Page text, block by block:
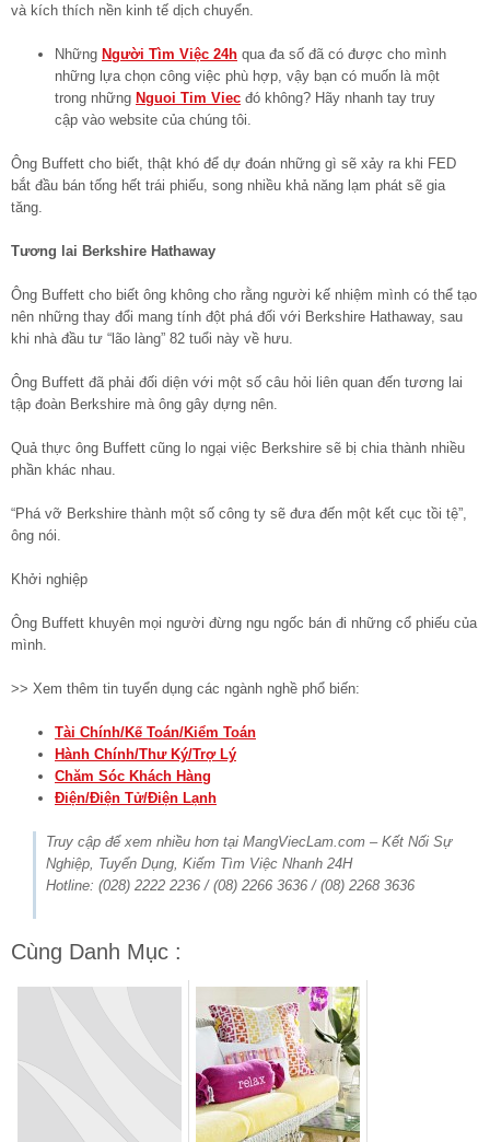
và kích thích nền kinh tế dịch chuyển.
Những Người Tìm Việc 24h qua đa số đã có được cho mình
những lựa chọn công việc phù hợp, vậy bạn có muốn là một
trong những Nguoi Tim Viec đó không? Hãy nhanh tay truy
cập vào website của chúng tôi.
Ông Buffett cho biết, thật khó để dự đoán những gì sẽ xảy ra khi FED
bắt đầu bán tống hết trái phiếu, song nhiều khả năng lạm phát sẽ gia
tăng.
Tương lai Berkshire Hathaway
Ông Buffett cho biết ông không cho rằng người kế nhiệm mình có thể tạo
nên những thay đổi mang tính đột phá đối với Berkshire Hathaway, sau
khi nhà đầu tư “lão làng” 82 tuổi này về hưu.
Ông Buffett đã phải đối diện với một số câu hỏi liên quan đến tương lai
tập đoàn Berkshire mà ông gây dựng nên.
Quả thực ông Buffett cũng lo ngại việc Berkshire sẽ bị chia thành nhiều
phần khác nhau.
“Phá vỡ Berkshire thành một số công ty sẽ đưa đến một kết cục tồi tệ”,
ông nói.
Khởi nghiệp
Ông Buffett khuyên mọi người đừng ngu ngốc bán đi những cổ phiếu của
mình.
>> Xem thêm tin tuyển dụng các ngành nghề phổ biến:
Tài Chính/Kế Toán/Kiểm Toán
Hành Chính/Thư Ký/Trợ Lý
Chăm Sóc Khách Hàng
Điện/Điện Tử/Điện Lạnh
Truy cập để xem nhiều hơn tại MangViecLam.com – Kết Nối Sự
Nghiệp, Tuyển Dụng, Kiếm Tìm Việc Nhanh 24H
Hotline: (028) 2222 2236 / (08) 2266 3636 / (08) 2268 3636
Cùng Danh Mục :